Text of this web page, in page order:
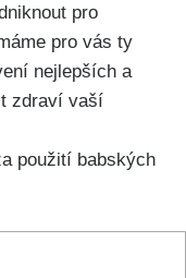
pro‍
pro vás ty
nejlepších‌ a
⁣zdraví⁣ vaší